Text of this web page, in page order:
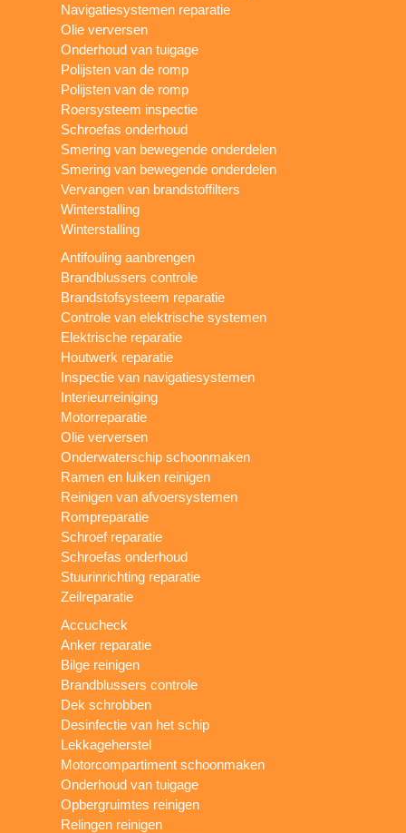
Navigatiesystemen reparatie
Olie verversen
Onderhoud van tuigage
Polijsten van de romp
Polijsten van de romp
Roersysteem inspectie
Schroefas onderhoud
Smering van bewegende onderdelen
Smering van bewegende onderdelen
Vervangen van brandstoffilters
Winterstalling
Winterstalling
Antifouling aanbrengen
Brandblussers controle
Brandstofsysteem reparatie
Controle van elektrische systemen
Elektrische reparatie
Houtwerk reparatie
Inspectie van navigatiesystemen
Interieurreiniging
Motorreparatie
Olie verversen
Onderwaterschip schoonmaken
Ramen en luiken reinigen
Reinigen van afvoersystemen
Rompreparatie
Schroef reparatie
Schroefas onderhoud
Stuurinrichting reparatie
Zeilreparatie
Accucheck
Anker reparatie
Bilge reinigen
Brandblussers controle
Dek schrobben
Desinfectie van het schip
Lekkageherstel
Motorcompartiment schoonmaken
Onderhoud van tuigage
Opbergruimtes reinigen
Relingen reinigen